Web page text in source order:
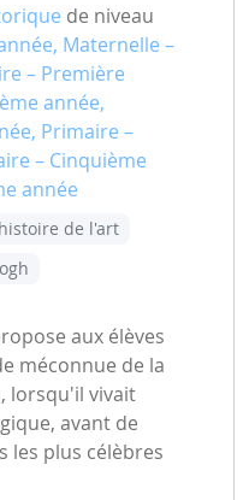
de niveau
Maternelle –
– Première
année,
Primaire –
– Cinquième
année
histoire de l'art
aux élèves
méconnue de la
lorsqu'il vivait
avant de
les plus célèbres